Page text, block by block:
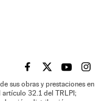
EL PAÍS BRASIL EN
EL PAÍSEL PAÍS
EL
sus obras y prestaciones en
artículo 32.1 del TRLPI;